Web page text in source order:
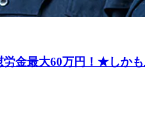
金最大60万円！★しか